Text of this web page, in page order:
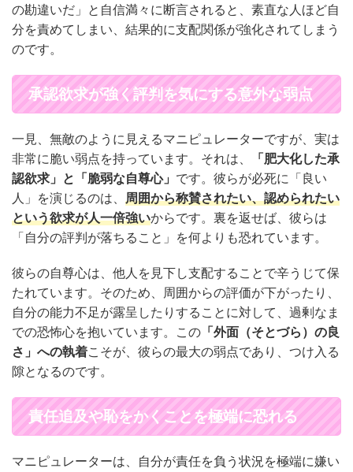
の勘違いだ」と自信満々に断言されると、素直な人ほど自
分を責めてしまい、結果的に支配関係が強化されてしまう
のです。
承認欲求が強く評判を気にする意外な弱点
一見、無敵のように見えるマニピュレーターですが、実は
非常に脆い弱点を持っています。それは、
「肥大化した承
認欲求」と「脆弱な自尊心」 です。彼らが必死に「良い
人」を演じるのは、 周囲から称賛されたい、認められたい
という欲求が人一倍強いからです。裏を返せば、彼らは
「自分の評判が落ちること」を何よりも恐れています。
彼らの自尊心は、他人を見下し支配することで辛うじて保
たれています。そのため、周囲からの評価が下がったり、
自分の能力不足が露呈したりすることに対して、過剰なま
での恐怖心を抱いています。この 「外面（そとづら）の良
さ」への執着こそが、彼らの最大の弱点であり、つけ入る
隙となるのです。
責任追及や恥をかくことを極端に恐れる
マニピュレーターは、自分が責任を負う状況を極端に嫌い